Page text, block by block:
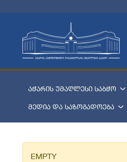
აჭარის უმაღლესი საბჭო
მედია და საზოგადოება
EMPTY